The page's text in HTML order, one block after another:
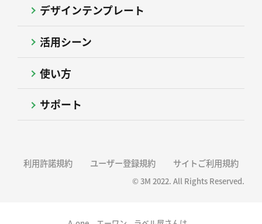
デザインテンプレート
活用シーン
使い方
サポート
利用許諾規約 ユーザー登録規約 サイトご利用規約
© 3M 2022. All Rights Reserved.